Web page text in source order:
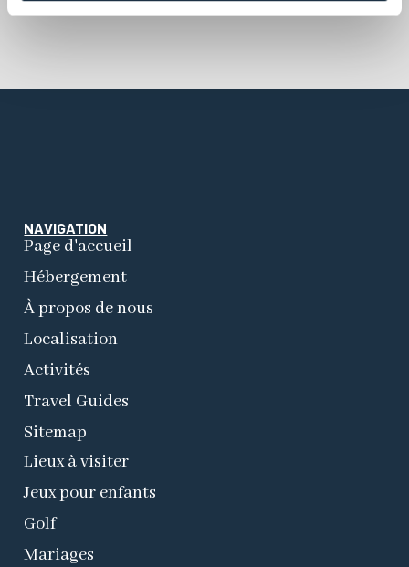
NAVIGATION
Page d'accueil
Hébergement
À propos de nous
Localisation
Activités
Travel Guides
Sitemap
Lieux à visiter
Jeux pour enfants
Golf
Mariages